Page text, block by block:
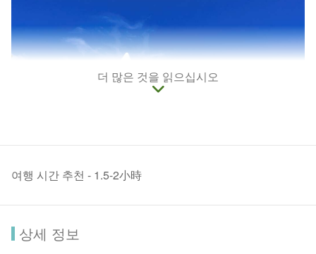
더 많은 것을 읽으십시오
여행 시간 추천 - 1.5-2小時
상세 정보